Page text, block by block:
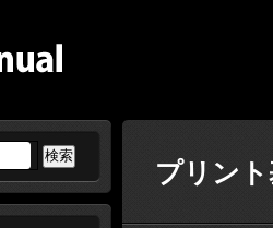
プリン